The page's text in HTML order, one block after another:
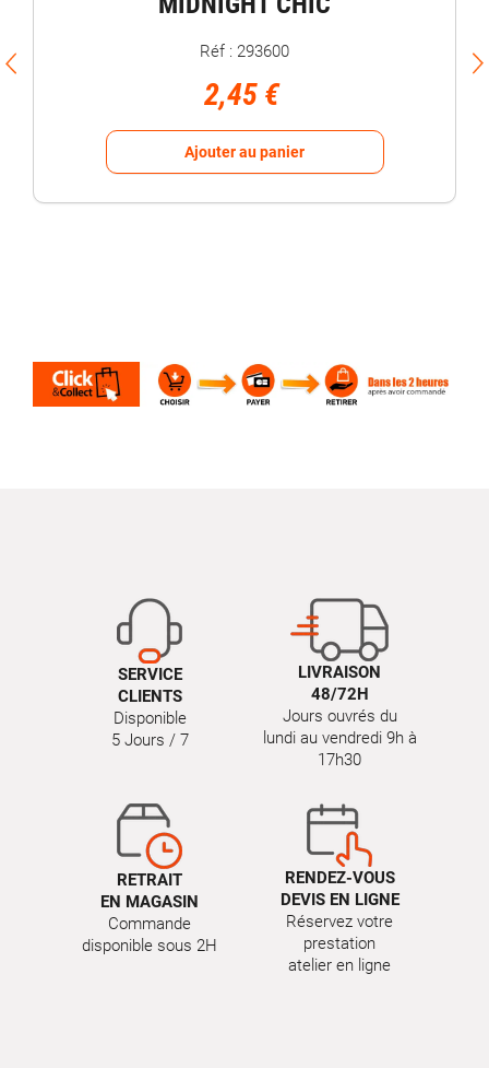
Réf : 293600
2,45 €
Ajouter au panier
SERVICE
CLIENTS
Disponible
5 Jours / 7
LIVRAISON
48/72H
Jours ouvrés du
lundi au vendredi 9h à
17h30
RETRAIT
EN MAGASIN
Commande
disponible sous 2H
RENDEZ-VOUS
DEVIS EN LIGNE
Réservez votre
prestation
atelier en ligne